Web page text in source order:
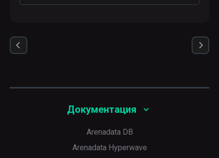
Документация
Arenadata DB
Arenadata Hyperwave